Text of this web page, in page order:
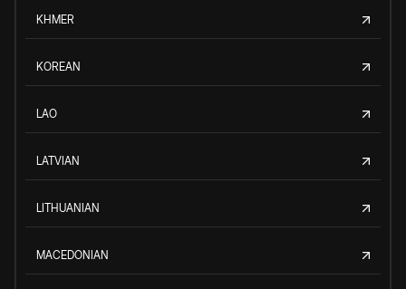
KHMER
KOREAN
LAO
LATVIAN
LITHUANIAN
MACEDONIAN